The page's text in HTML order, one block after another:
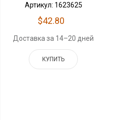
Артикул: 1623625
$42.80
Доставка за 14–20 дней
КУПИТЬ